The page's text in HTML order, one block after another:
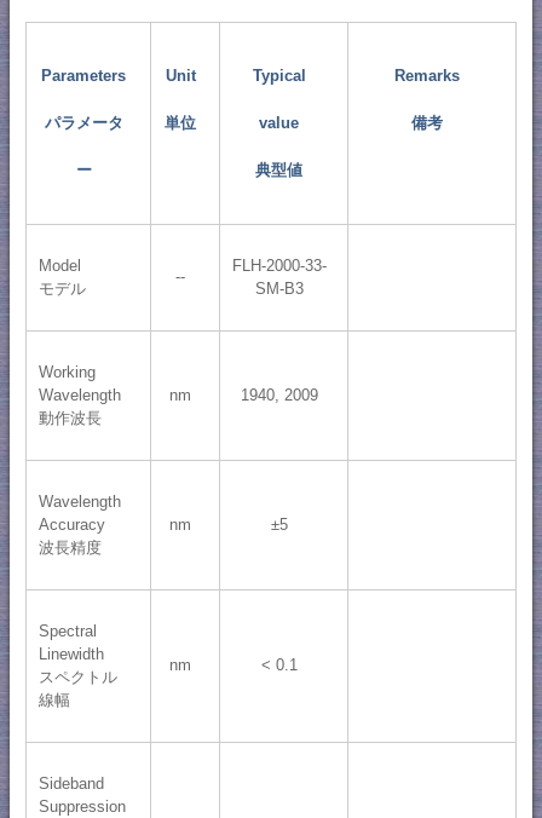
Parameters
パラメータ
ー
Unit
単位
Typical
value
典型値
Remarks
備考
Model
モデル
--
FLH-2000-33-
SM-B3
Working
Wavelength
動作波長
nm 1940, 2009
Wavelength
Accuracy
波長精度
nm ±5
Spectral
Linewidth
スペクトル
線幅
nm < 0.1
Sideband
Suppression